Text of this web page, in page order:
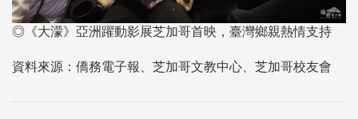
◎《大濛》亞洲躍動影展芝加哥首映，臺灣鄉親熱情支持
資料來源：僑務電子報、芝加哥文教中心、芝加哥校友會